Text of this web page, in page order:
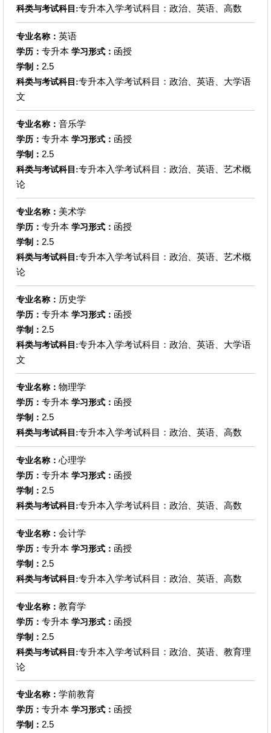
科类与考试科目:专升本入学考试科目：政治、英语、高数
专业名称： 英语
学历： 专升本 学习形式： 函授
学制： 2.5
科类与考试科目:专升本入学考试科目：政治、英语、大学语
文
专业名称： 音乐学
学历： 专升本 学习形式： 函授
学制： 2.5
科类与考试科目:专升本入学考试科目：政治、英语、艺术概
论
专业名称： 美术学
学历： 专升本 学习形式： 函授
学制： 2.5
科类与考试科目:专升本入学考试科目：政治、英语、艺术概
论
专业名称： 历史学
学历： 专升本 学习形式： 函授
学制： 2.5
科类与考试科目:专升本入学考试科目：政治、英语、大学语
文
专业名称： 物理学
学历： 专升本 学习形式： 函授
学制： 2.5
科类与考试科目:专升本入学考试科目：政治、英语、高数
专业名称： 心理学
学历： 专升本 学习形式： 函授
学制： 2.5
科类与考试科目:专升本入学考试科目：政治、英语、高数
专业名称： 会计学
学历： 专升本 学习形式： 函授
学制： 2.5
科类与考试科目:专升本入学考试科目：政治、英语、高数
专业名称： 教育学
学历： 专升本 学习形式： 函授
学制： 2.5
科类与考试科目:专升本入学考试科目：政治、英语、教育理
论
专业名称： 学前教育
学历： 专升本 学习形式： 函授
学制： 2.5